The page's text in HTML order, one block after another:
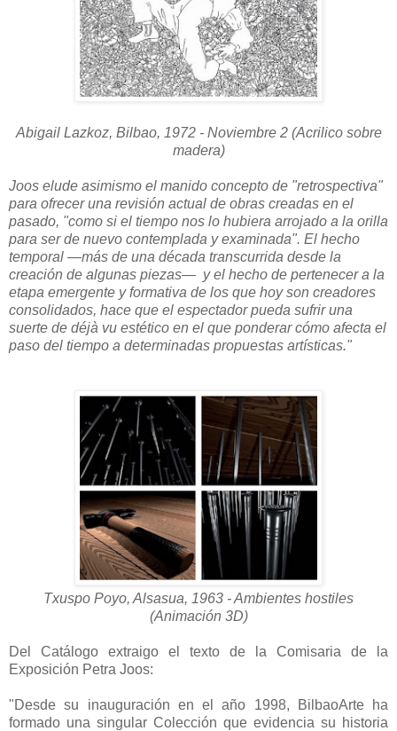
Abigail Lazkoz, Bilbao, 1972 - Noviembre 2 (Acrilico sobre
madera)
Joos elude asimismo el manido concepto de "retrospectiva"
para ofrecer una revisión actual de obras creadas en el
pasado, "como si el tiempo nos lo hubiera arrojado a la orilla
para ser de nuevo contemplada y examinada". El hecho
temporal —más de una década transcurrida desde la
creación de algunas piezas— y el hecho de pertenecer a la
etapa emergente y formativa de los que hoy son creadores
consolidados, hace que el espectador pueda sufrir una
suerte de déjà vu estético en el que ponderar cómo afecta el
paso del tiempo a determinadas propuestas artísticas."
Txuspo Poyo, Alsasua, 1963 - Ambientes hostiles
(Animación 3D)
Del Catálogo extraigo el texto de la Comisaria de la
Exposición Petra Joos:
"Desde su inauguración en el año 1998, BilbaoArte ha
formado una singular Colección que evidencia su historia